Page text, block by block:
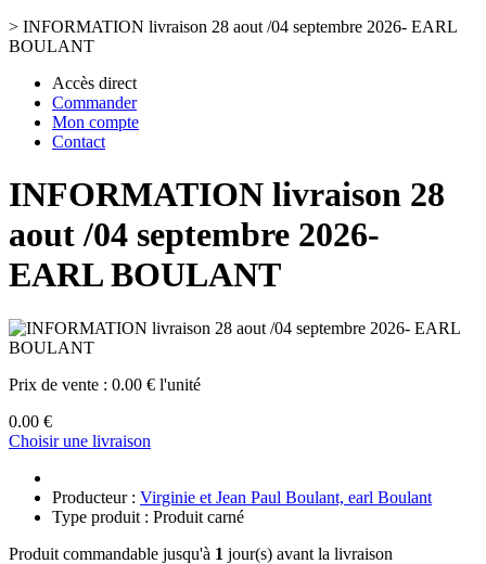
> INFORMATION livraison 28 aout /04 septembre 2026- EARL
BOULANT
Accès direct
Commander
Mon compte
Contact
INFORMATION livraison 28
aout /04 septembre 2026-
EARL BOULANT
Prix de vente : 0.00 € l'unité
0.00 €
Choisir une livraison
Producteur : Virginie et Jean Paul Boulant, earl Boulant
Type produit : Produit carné
Produit commandable jusqu'à 1 jour(s) avant la livraison